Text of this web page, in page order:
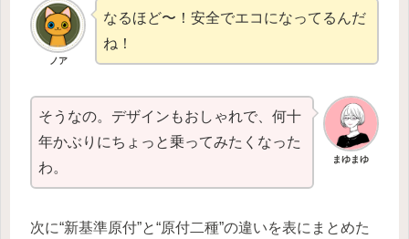
ノア
なるほど〜！安全でエコになってるんだ
ね！
まゆまゆ
そうなの。デザインもおしゃれで、何十
年かぶりにちょっと乗ってみたくなった
わ。
次に“新基準原付”と“原付二種”の違いを表にまとめた